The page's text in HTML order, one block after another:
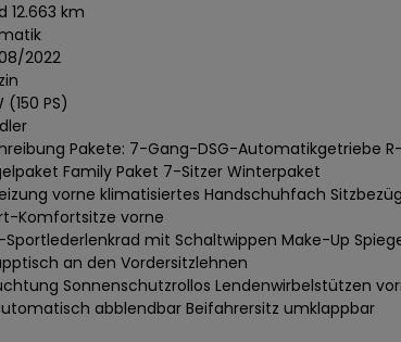
12.663 km
2022
(150 PS)
Pakete: 7-Gang-DSG-Automatikgetriebe
Family Paket 7-Sitzer Winterpaket
vorne klimatisiertes Handschuhfach
Komfortsitze vorne
mit Schaltwippen Make-Up
an den Vordersitzlehnen
Sonnenschutzrollos Lendenwirbelstützen
abblendbar Beifahrersitz umklappbar